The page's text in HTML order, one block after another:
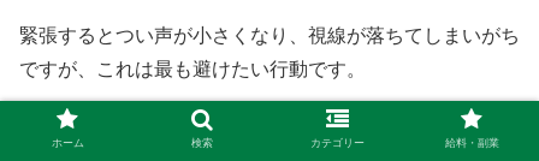
緊張するとつい声が小さくなり、視線が落ちてしまいがち
ですが、これは最も避けたい行動です。
介護現場では、表情が見えないことや聞き取りにくい声
ホーム 検索 カテゴリー 給料・副業